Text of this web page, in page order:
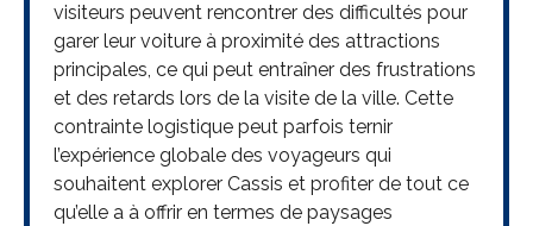
visiteurs peuvent rencontrer des difficultés pour
garer leur voiture à proximité des attractions
principales, ce qui peut entraîner des frustrations
et des retards lors de la visite de la ville. Cette
contrainte logistique peut parfois ternir
l’expérience globale des voyageurs qui
souhaitent explorer Cassis et profiter de tout ce
qu’elle a à offrir en termes de paysages